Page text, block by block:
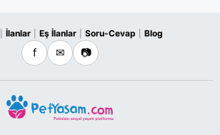
İlanlar Eş İlanlar Soru-Cevap Blog
f ✉ 📷